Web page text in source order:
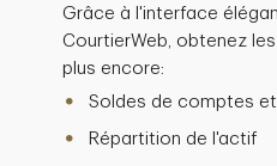
Grâce à l'interface
CourtierWeb, obtenez
plus encore:
Soldes de comptes
Répartition de l'actif